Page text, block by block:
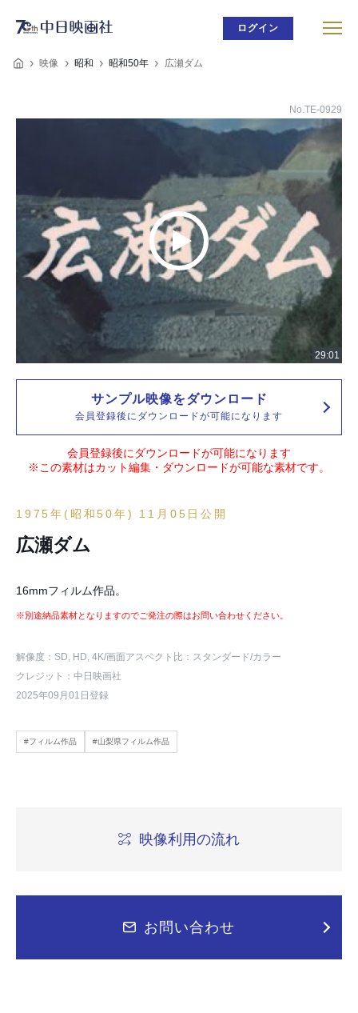
ログイン
映像 昭和 昭和50年 広瀬ダム
No.TE-0929
サンプル映像をダウンロード
会員登録後にダウンロードが可能になります
会員登録後にダウンロードが可能になります
※この素材はカット編集・ダウンロードが可能な素材です。
1975年(昭和50年) 11月05日公開
広瀬ダム
16mmフィルム作品。
※別途納品素材となりますのでご発注の際はお問い合わせください。
解像度：SD, HD, 4K/画面アスペクト比：スタンダード/カラー
クレジット：中日映画社
2025年09月01日登録
#フィルム作品 #山梨県フィルム作品
映像利用の流れ
お問い合わせ